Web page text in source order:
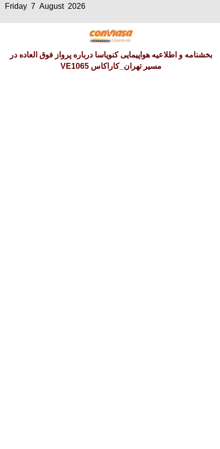
Friday 7 August 2026
بخشنامه و اطلاعیه هواپیمایی کنویاسا درباره پرواز فوق العاده در
مسیر تهران_کاراکاس VE1065